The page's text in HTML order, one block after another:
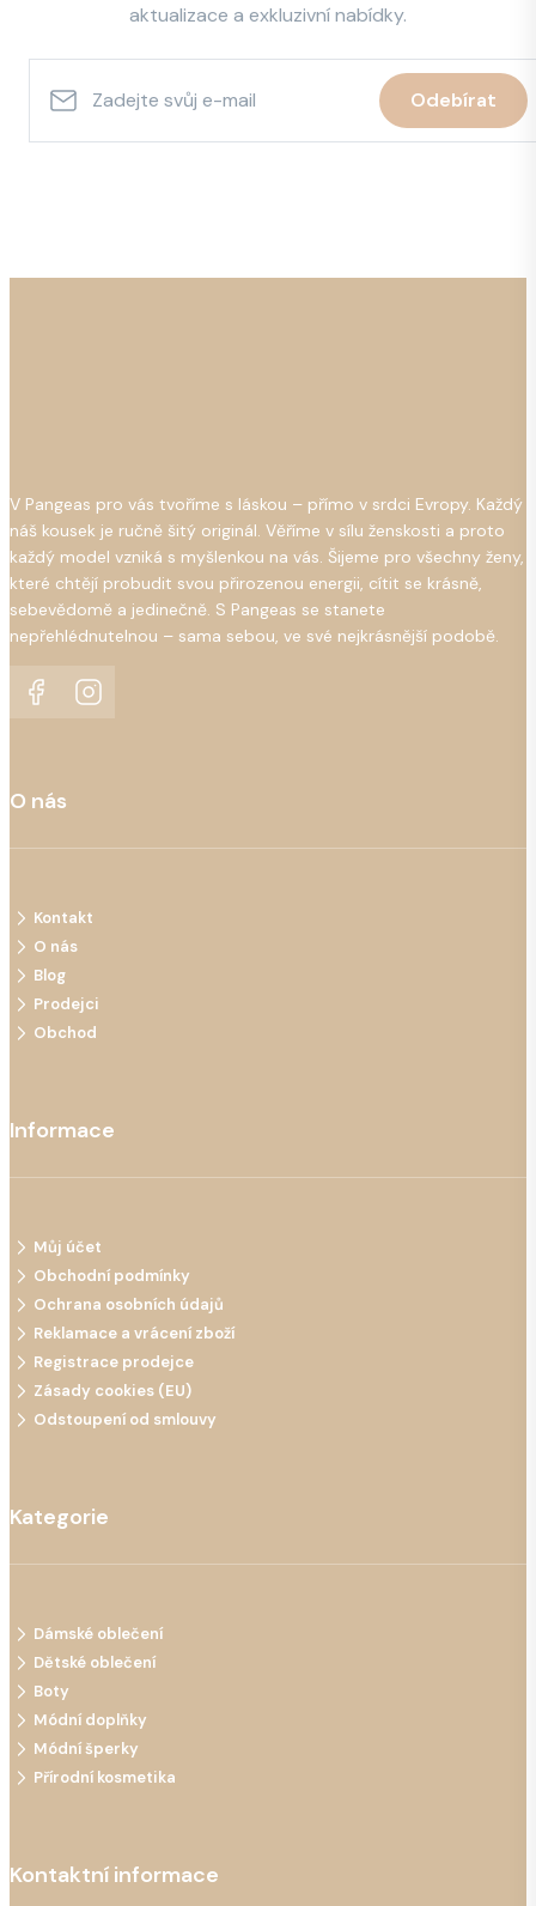
aktualizace a exkluzivní nabídky.
Zadejte svůj e-mail Odebírat
V Pangeas pro vás tvoříme s láskou – přímo v srdci Evropy. Každý
náš kousek je ručně šitý originál. Věříme v sílu ženskosti a proto
každý model vzniká s myšlenkou na vás. Šijeme pro všechny ženy,
které chtějí probudit svou přirozenou energii, cítit se krásně,
sebevědomě a jedinečně. S Pangeas se stanete
nepřehlédnutelnou – sama sebou, ve své nejkrásnější podobě.
O nás
Kontakt
O nás
Blog
Prodejci
Obchod
Informace
Můj účet
Obchodní podmínky
Ochrana osobních údajů
Reklamace a vrácení zboží
Registrace prodejce
Zásady cookies (EU)
Odstoupení od smlouvy
Kategorie
Dámské oblečení
Dětské oblečení
Boty
Módní doplňky
Módní šperky
Přírodní kosmetika
Kontaktní informace